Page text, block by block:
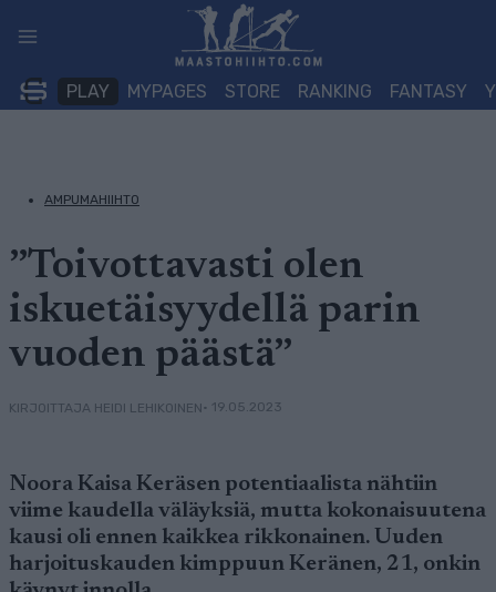
sisältöön
PLAY MYPAGES STORE RANKING FANTASY
AMPUMAHIIHTO
”Toivottavasti olen
iskuetäisyydellä parin
vuoden päästä”
KIRJOITTAJA HEIDI LEHIKOINEN• 19.05.2023
Noora Kaisa Keräsen potentiaalista nähtiin
viime kaudella väläyksiä, mutta kokonaisuutena
kausi oli ennen kaikkea rikkonainen. Uuden
harjoituskauden kimppuun Keränen, 21, onkin